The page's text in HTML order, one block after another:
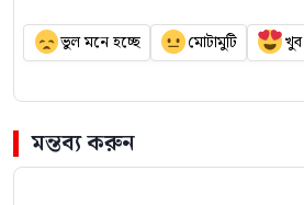
ভুল মনে হচ্ছে মোটামুটি
মন্তব্য করুন